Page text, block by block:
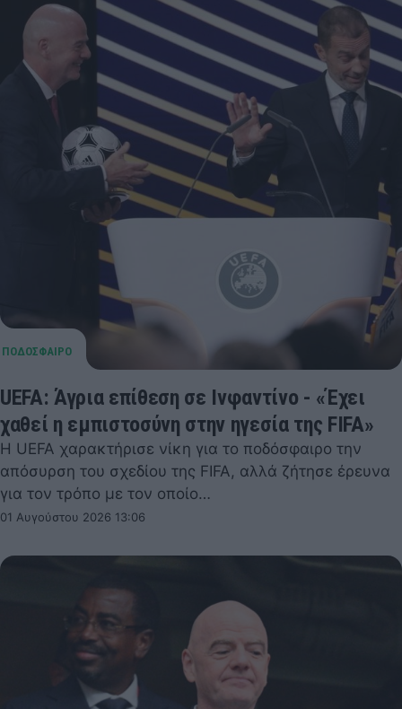
UEFA: Άγρια επίθεση σε Ινφαντίνο - «Έχει
χαθεί η εμπιστοσύνη στην ηγεσία της FIFA»
Η UEFA χαρακτήρισε νίκη για το ποδόσφαιρο την
απόσυρση του σχεδίου της FIFA, αλλά ζήτησε έρευνα
για τον τρόπο με τον οποίο…
01 Αυγούστου 2026 13:06